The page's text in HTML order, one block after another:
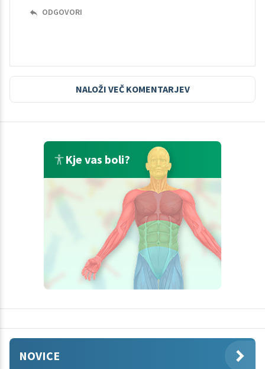
ODGOVORI
NALOŽI VEČ KOMENTARJEV
Kje vas boli?
NOVICE